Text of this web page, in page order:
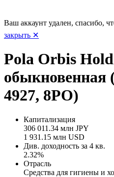
Ваш аккаунт удален, спасибо,
закрыть ✕
Pola Orbis
обыкновенная
4927, 8PO)
Капитализация
306 011.34 млн JPY
1 931.15 млн USD
Див. доходность за 4 кв.
2.32%
Отрасль
Средства для гигиены и